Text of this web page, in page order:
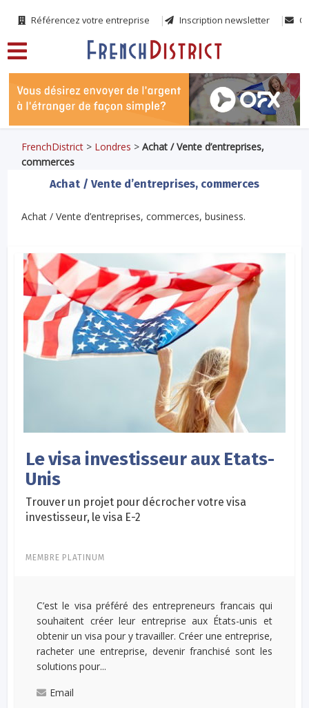
Référencez votre entreprise Inscription newsletter
FrenchDistrict > Londres >Achat / Vente d’entreprises,
commerces
Achat / Vente d’entreprises, commerces
Achat / Vente d’entreprises, commerces, business.
Le visa investisseur aux Etats-
Unis
Trouver un projet pour décrocher votre visa
investisseur, le visa E-2
MEMBRE PLATINUM
C’est le visa préféré des entrepreneurs francais qui
souhaitent créer leur entreprise aux États-unis et
obtenir un visa pour y travailler. Créer une entreprise,
racheter une entreprise, devenir franchisé sont les
solutions pour...
Email